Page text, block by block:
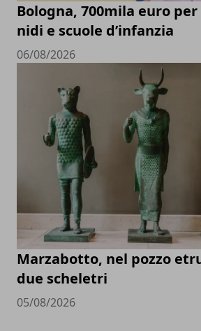
Bologna, 700mila euro
nidi e scuole d’infanzia
06/08/2026
Marzabotto, nel pozzo
due scheletri
05/08/2026